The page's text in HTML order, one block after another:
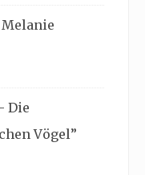
Die
Vögel”